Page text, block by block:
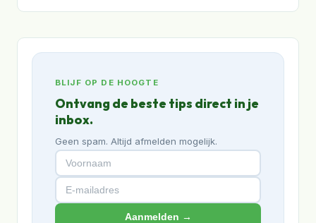
BLIJF OP DE HOOGTE
Ontvang de beste tips direct in je
inbox.
Geen spam. Altijd afmelden mogelijk.
Aanmelden →